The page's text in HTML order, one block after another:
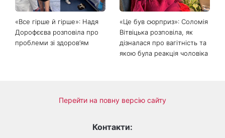
«Все гірше й гірше»: Надя
«Це був сюрприз»: Соломія